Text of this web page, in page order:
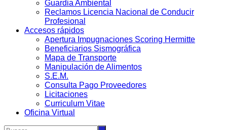
Guardia Ambiental
Reclamos Licencia Nacional de Conducir
Profesional
Accesos rápidos
Apertura Impugnaciones Scoring Hermitte
Beneficiarios Sismográfica
Mapa de Transporte
Manipulación de Alimentos
S.E.M.
Consulta Pago Proveedores
Licitaciones
Curriculum Vitae
Oficina Virtual